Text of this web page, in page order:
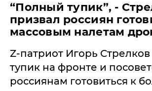
​“Полный тупик”, -
призвал россиян
массовым налетам
Z-патриот Игорь
тупик на фронте и
россиянам готовиться к